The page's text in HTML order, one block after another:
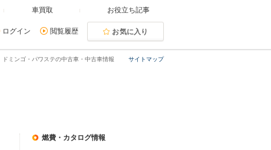
車買取 お役立ち記事
ログイン 閲覧履歴 お気に入り
サイトマップ
ドミンゴ・パワステの中古車・中古車情報
燃費・カタログ情報